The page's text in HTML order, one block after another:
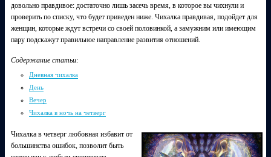
довольно правдивое: достаточно лишь засечь время, в которое вы чихнули и
проверить по списку, что будет приведен ниже. Чихалка правдивая, подойдет для
женщин, которые ждут встречи со своей половинкой, а замужним или имеющим
пару подскажут правильное направление развития отношений.
Содержание статьи:
Дневная чихалка
День
Вечер
Чихалка в ночь на четверг
Чихалка в четверг любовная избавит от
большинства ошибок, позволит быть